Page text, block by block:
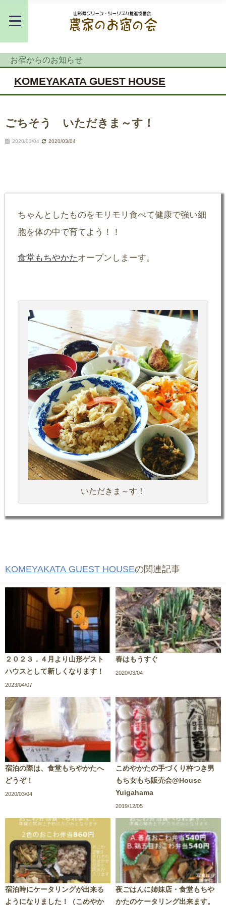
お宿からのお知らせ
KOMEYAKATA GUEST HOUSE
ごちそう いただきま～す！
2020/03/04 2020/03/04
ちゃんとしたものをモリモリ食べて健康で強い細
胞を体の中で育てよう！！
食堂もちやかたオープンしまーす。
いただきま～す！
KOMEYAKATA GUEST HOUSEの関連記事
​２０２３．４月より山形ゲスト
ハウスとして新しくなります！
2023/04/07
春はもうすぐ
2020/03/04
宿泊の際は、食堂もちやかたへ
どうぞ！
2020/03/04
こめやかたの手づくり杵つき男
もち女もち販売会@House
Yuigahama
2019/12/05
宿泊時にケータリングが出来る
ようになりました！（こめやか
夜ごはんに姉妹店・食堂もちや
かたのケータリング出来ます。